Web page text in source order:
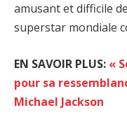
amusant et difficile
superstar mondiale
EN SAVOIR PLUS: «
pour sa
Michael Jackson